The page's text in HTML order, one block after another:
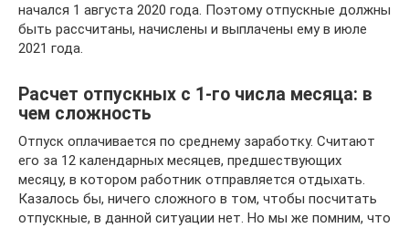
начался 1 августа 2020 года. Поэтому отпускные должны
быть рассчитаны, начислены и выплачены ему в июле
2021 года.
Расчет отпускных с 1-го числа месяца: в
чем сложность
Отпуск оплачивается по среднему заработку. Считают
его за 12 календарных месяцев, предшествующих
месяцу, в котором работник отправляется отдыхать.
Казалось бы, ничего сложного в том, чтобы посчитать
отпускные, в данной ситуации нет. Но мы же помним, что